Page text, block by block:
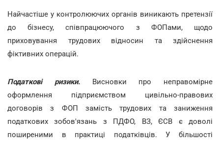
Найчастіше у контролюючих органів виникають претензії
до бізнесу, співпрацюючого з ФОПами, щодо
приховування трудових відносин та здійснення
фіктивних операцій.
Податкові ризики.Висновки про неправомірне
оформлення підприємством цивільно-правових
договорів з ФОП замість трудових та заниження
податкових зобов'язань з ПДФО, ВЗ, ЄСВ є доволі
поширеними в практиці податківців. У більшості